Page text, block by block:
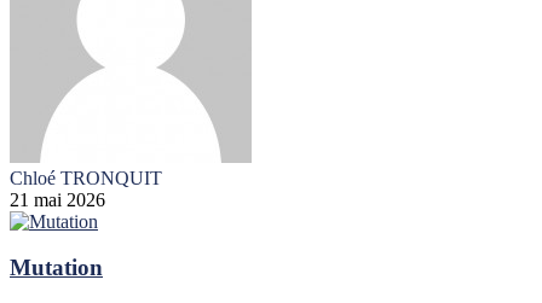
Chloé TRONQUIT
21 mai 2026
Mutation